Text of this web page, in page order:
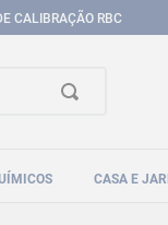
CALIBRAÇÃO RBC
CASA E